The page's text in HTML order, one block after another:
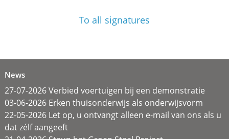
To all signatures
News
27-07-2026 Verbied voertuigen bij een demonstratie
03-06-2026 Erken thuisonderwijs als onderwijsvorm
22-05-2026 Let op, u ontvangt alleen e-mail van ons als u
dat zélf aangeeft